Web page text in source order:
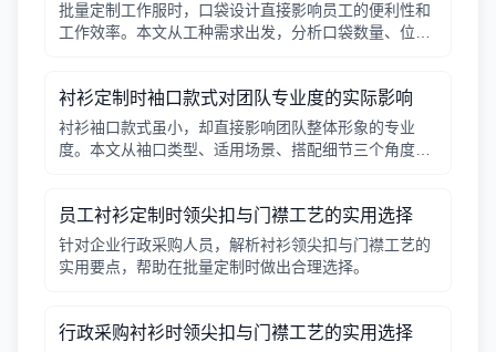
批量定制工作服时，口袋设计直接影响员工的便利性和
工作效率。本文从工种需求出发，分析口袋数量、位
衬衫定制时袖口款式对团队专业度的实际影响
衬衫袖口款式虽小，却直接影响团队整体形象的专业
度。本文从袖口类型、适用场景、搭配细节三个角度，
员工衬衫定制时领尖扣与门襟工艺的实用选择
针对企业行政采购人员，解析衬衫领尖扣与门襟工艺的
实用要点，帮助在批量定制时做出合理选择。
行政采购衬衫时领尖扣与门襟工艺的实用选择